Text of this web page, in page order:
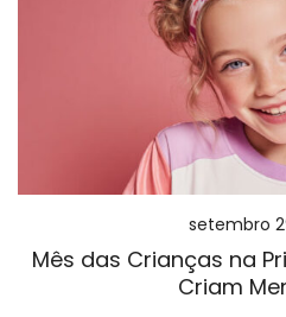
setembro
Mês das Crianças na
Criam